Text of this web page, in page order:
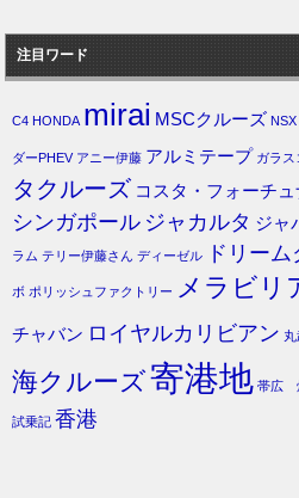
注目ワード
C4 HONDA mirai MSCクルーズ NSX
ダーPHEV アニー伊藤 アルミテープ ガラス
タクルーズ コスタ・フォーチュ
シンガポール ジャカルタ ジャ
ラム テリー伊藤さん ディーゼル ドリー
ボ ポリッシュファクトリー メラビリ
チャバン ロイヤルカリビアン
海クルーズ寄港地 帯広
試乗記 香港